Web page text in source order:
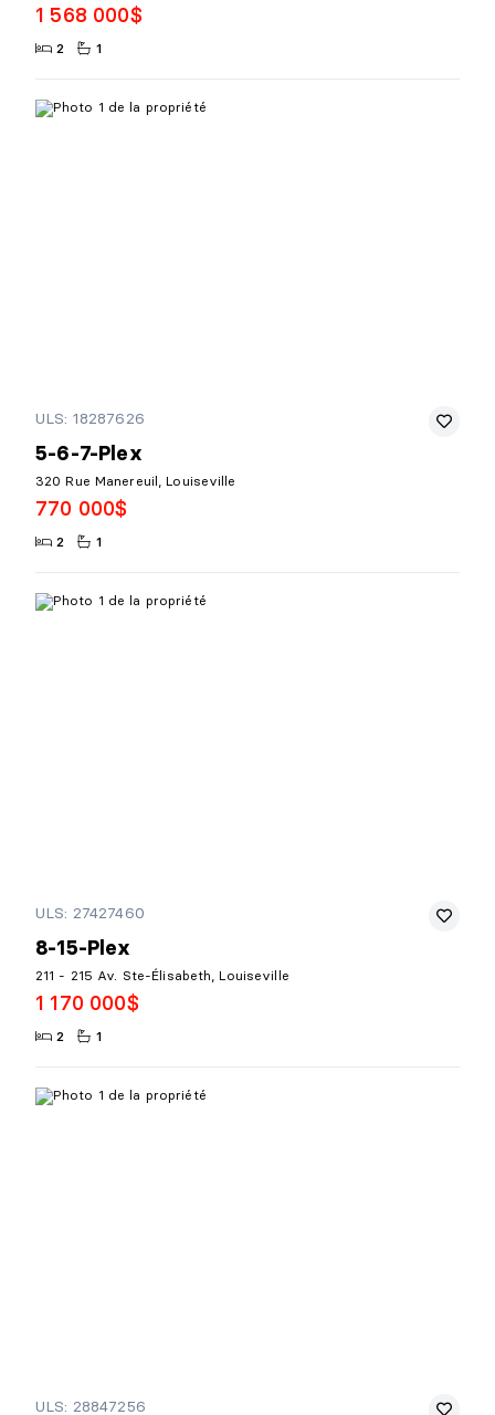
1 568 000$
2 1
ULS: 18287626
5-6-7-Plex
320 Rue Manereuil, Louiseville
770 000$
2 1
ULS: 27427460
8-15-Plex
211 - 215 Av. Ste-Élisabeth, Louiseville
1 170 000$
2 1
ULS: 28847256